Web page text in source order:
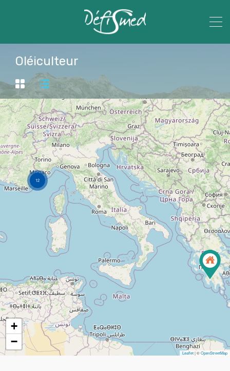
Oléiculteur
12
+
−
Leaflet| ©OpenStreetMap